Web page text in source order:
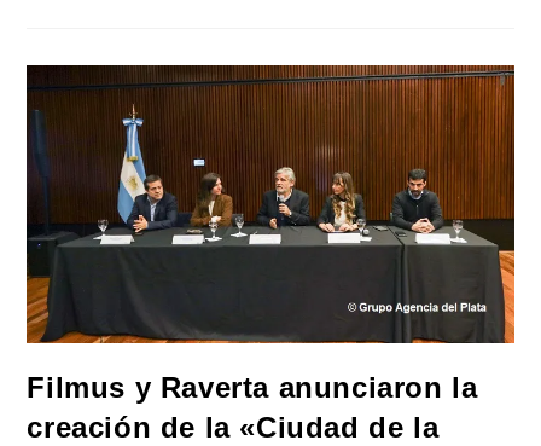
El
Archivo
De
Artificial
Por
La
Identidad»
Filmus y Raverta anunciaron la
creación de la «Ciudad de la